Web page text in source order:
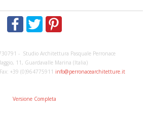
- Studio Architettura Pasquale Perronace
11, Guardavalle Marina (Italia)
+39 (0)964775911 info@perronacearchitetture.it
Versione Completa